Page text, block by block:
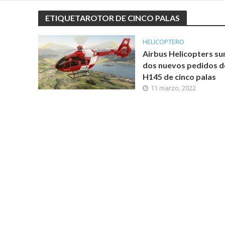
ETIQUETAROTOR DE CINCO PALAS
HELICOPTERO
Airbus Helicopters
dos nuevos pedidos
H145 de cinco palas
11 marzo, 2022